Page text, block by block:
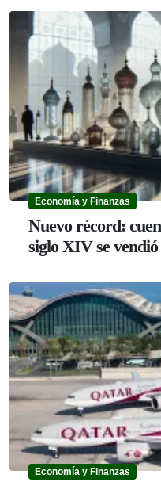
Economía y Finanzas
Nuevo récord:
siglo XIV se
Economía y Finanzas